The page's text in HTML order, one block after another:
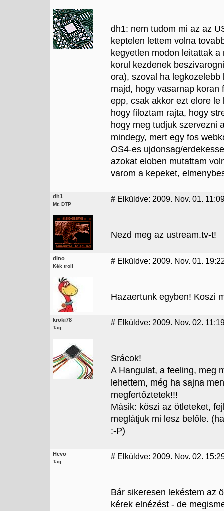
dh1: nem tudom mi az az
keptelen lettem volna
kegyetlen modon leitattak
korul kezdenek
ora), szoval ha
majd, hogy vasarnap
epp, csak akkor ezt elore
hogy filoztam rajta, hogy
hogy meg tudjuk szervezni
mindegy, mert egy fos
OS4-es ujdonsag/
azokat eloben mutattam
varom a kepeket,
dh1
Mr. DTP
# Elküldve: 2009. Nov. 01.
Nezd meg az ustream.tv-t!
dino
Kék troll
# Elküldve: 2009. Nov. 01.
Hazaertunk egyben! Koszi
kroki78
Tag
# Elküldve: 2009. Nov. 02.
Srácok!
A Hangulat, a feeling, meg
lehettem, még ha sajna
megfertőztetek!!!
Másik: köszi az ötleteket,
meglátjuk mi lesz belőle.
:-P)
Hevö
Tag
# Elküldve: 2009. Nov. 02.
Bár sikeresen lekéstem az
kérek elnézést - de